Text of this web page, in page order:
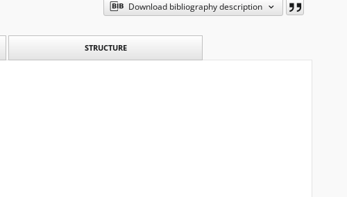
Download bibliography description
STRUCTURE